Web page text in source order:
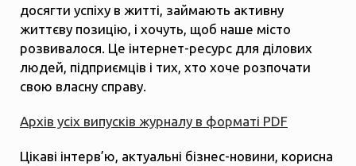
досягти успіху в житті, займають активну
життєву позицію, і хочуть, щоб наше місто
розвивалося. Це інтернет-ресурс для ділових
людей, підприємців і тих, хто хоче розпочати
свою власну справу.
Архів усіх випусків журналу в форматі PDF
Цікаві інтерв’ю, актуальні бізнес-новини, корисна